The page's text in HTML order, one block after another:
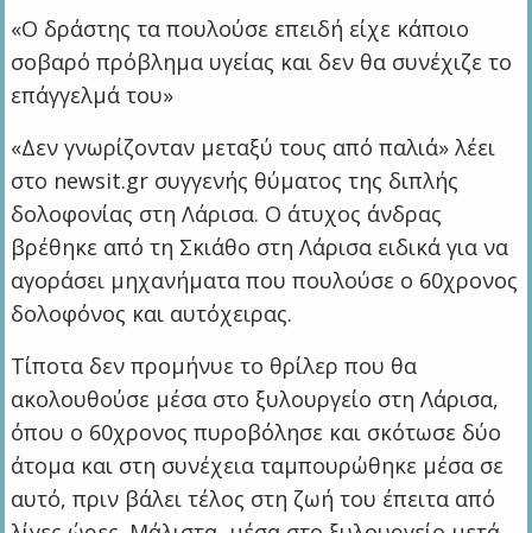
«Ο δράστης τα πουλούσε επειδή είχε κάποιο
σοβαρό πρόβλημα υγείας και δεν θα συνέχιζε το
επάγγελμά του»
«Δεν γνωρίζονταν μεταξύ τους από παλιά» λέει
στο newsit.gr συγγενής θύματος της διπλής
δολοφονίας στη Λάρισα. Ο άτυχος άνδρας
βρέθηκε από τη Σκιάθο στη Λάρισα ειδικά για να
αγοράσει μηχανήματα που πουλούσε ο 60χρονος
δολοφόνος και αυτόχειρας.
Τίποτα δεν προμήνυε το θρίλερ που θα
ακολουθούσε μέσα στο ξυλουργείο στη Λάρισα,
όπου ο 60χρονος πυροβόλησε και σκότωσε δύο
άτομα και στη συνέχεια ταμπουρώθηκε μέσα σε
αυτό, πριν βάλει τέλος στη ζωή του έπειτα από